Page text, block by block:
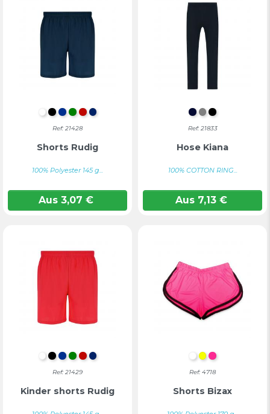
WEIß
SCHWARZ
BLAU
GRÜN
ROTMARINEBLAU
Ref: 21428
Shorts Rudig
100% Polyester 145 g...
Aus 3,07 €
GRAU
SCHWARZ
Ref: 21833
Hose Kiana
100% COTTON RING...
Aus7,13 €
WEIß
SCHWARZ
BLAU
GRÜN
ROTMARINEBLAU
Ref: 21429
Kinder shorts Rudig
WEIß
Ref: 4718
Shorts Bizax